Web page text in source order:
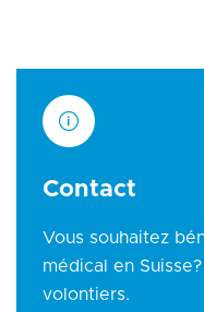
Contact
Vous souhaitez
médical en
volontiers.